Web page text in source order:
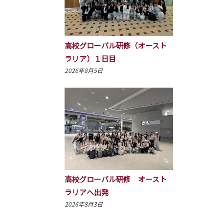
高校グローバル研修（オースト
ラリア）１日目
2026年8月5日
高校グローバル研修 オースト
ラリアへ出発
2026年8月3日